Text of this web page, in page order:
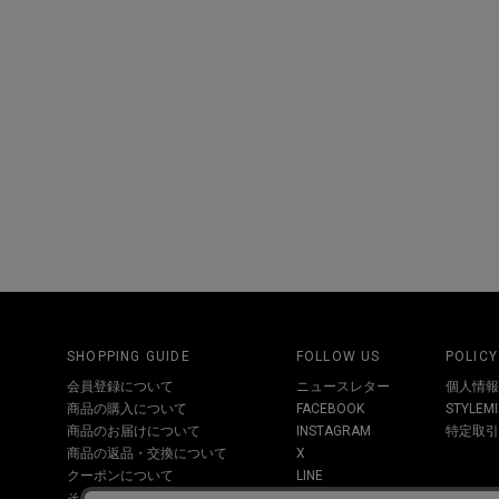
SHOPPING GUIDE
会員登録について
商品の購入について
商品のお届けについて
商品の返品・交換について
クーポンについて
FOLLOW US
ニュースレター
FACEBOOK
INSTAGRAM
X
LINE
POLICY
個人情
特定取